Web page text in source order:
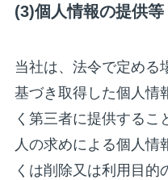
(3)個人情報の提供等
当社は、法令で定める
基づき取得した個人情
く第三者に提供するこ
人の求めによる個人情
くは削除又は利用目的